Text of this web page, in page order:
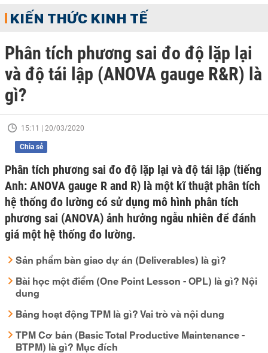
KIẾN THỨC KINH TẾ
Phân tích phương sai đo độ lặp lại
và độ tái lập (ANOVA gauge R&R) là
gì?
15:11 | 20/03/2020
Chia sẻ
Phân tích phương sai đo độ lặp lại và độ tái lập (tiếng
Anh: ANOVA gauge R and R) là một kĩ thuật phân tích
hệ thống đo lường có sử dụng mô hình phân tích
phương sai (ANOVA) ảnh hưởng ngẫu nhiên để đánh
giá một hệ thống đo lường.
Sản phẩm bàn giao dự án (Deliverables) là gì?
Bài học một điểm (One Point Lesson - OPL) là gì? Nội
dung
Bảng hoạt động TPM là gì? Vai trò và nội dung
TPM Cơ bản (Basic Total Productive Maintenance -
BTPM) là gì? Mục đích